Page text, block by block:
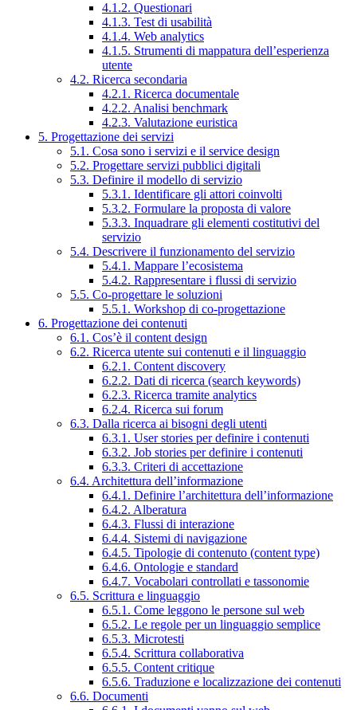
4.1.2. Questionari
4.1.3. Test di usabilità
4.1.4. Web analytics
4.1.5. Strumenti di mappatura dell’esperienza
utente
4.2. Ricerca secondaria
4.2.1. Ricerca documentale
4.2.2. Analisi benchmark
4.2.3. Valutazione euristica
5. Progettazione dei servizi
5.1. Cosa sono i servizi e il service design
5.2. Progettare servizi pubblici digitali
5.3. Definire il modello di servizio
5.3.1. Identificare gli attori coinvolti
5.3.2. Formulare la proposta di valore
5.3.3. Inquadrare gli elementi costitutivi del
servizio
5.4. Descrivere il funzionamento del servizio
5.4.1. Mappare l’ecosistema
5.4.2. Rappresentare i flussi di servizio
5.5. Co-progettare le soluzioni
5.5.1. Workshop di co-progettazione
6. Progettazione dei contenuti
6.1. Cos’è il content design
6.2. Ricerca utente sui contenuti e il linguaggio
6.2.1. Content discovery
6.2.2. Dati di ricerca (search keywords)
6.2.3. Ricerca tramite analytics
6.2.4. Ricerca sui forum
6.3. Dalla ricerca ai bisogni degli utenti
6.3.1. User stories per definire i contenuti
6.3.2. Job stories per definire i contenuti
6.3.3. Criteri di accettazione
6.4. Architettura dell’informazione
6.4.1. Definire l’architettura dell’informazione
6.4.2. Alberatura
6.4.3. Flussi di interazione
6.4.4. Sistemi di navigazione
6.4.5. Tipologie di contenuto (content type)
6.4.6. Ontologie e standard
6.4.7. Vocabolari controllati e tassonomie
6.5. Scrittura e linguaggio
6.5.1. Come leggono le persone sul web
6.5.2. Le regole per un linguaggio semplice
6.5.3. Microtesti
6.5.4. Scrittura collaborativa
6.5.5. Content critique
6.5.6. Traduzione e localizzazione dei contenuti
6.6. Documenti